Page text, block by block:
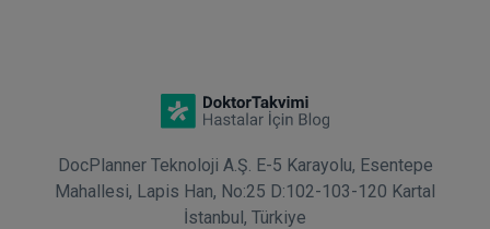
DocPlanner Teknoloji A.Ş. E-5 Karayolu, Esentepe
Mahallesi, Lapis Han, No:25 D:102-103-120 Kartal
İstanbul, Türkiye